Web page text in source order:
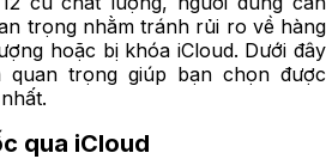
trọng nhằm tránh rủi ro về hàng
hoặc bị khóa iCloud. Dưới đây
quan trọng giúp bạn chọn được
qua iCloud